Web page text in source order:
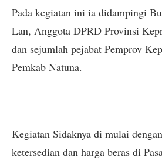
Pada kegiatan ini ia didampingi
Lan, Anggota DPRD Provinsi
dan sejumlah pejabat Pemprov
Pemkab Natuna.
Kegiatan Sidaknya di mulai
ketersedian dan harga beras di